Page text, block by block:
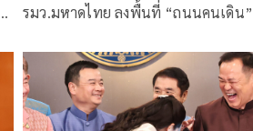
รมว.มหาดไทย​ ลงพื้นที่ “ถนนคนเดิน​”